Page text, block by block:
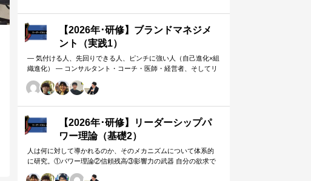
【2026年･研修】ブランドマネジメ
ント（実践1）
― 気付ける人、先回りできる人、ピンチに強い人（自己進化×組
織進化） ― コンサルタント・コーチ・医師・経営者、そしてリ
【2026年･研修】リーダーシップパ
ワー理論（基礎2）
人は何に対して導かれるのか、そのメカニズムについて体系的
に研究。①パワー理論②信頼残高③影響力の武器 自分の欲求で